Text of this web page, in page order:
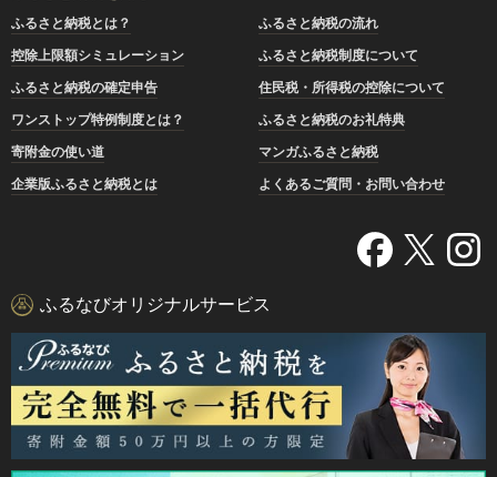
ふるさと納税とは？
ふるさと納税の流れ
控除上限額シミュレーション
ふるさと納税制度について
ふるさと納税の確定申告
住民税・所得税の控除について
ワンストップ特例制度とは？
ふるさと納税のお礼特典
寄附金の使い道
マンガふるさと納税
企業版ふるさと納税とは
よくあるご質問・お問い合わせ
ふるなびオリジナルサービス